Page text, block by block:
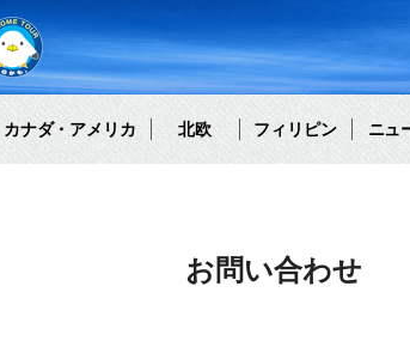
カナダ・アメリカ 北欧 フィリピン ニュ
お問い合わせ